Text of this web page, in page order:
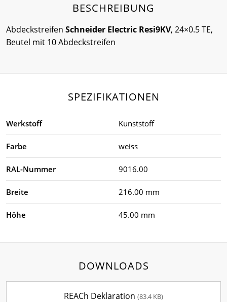
BESCHREIBUNG
Abdeckstreifen Schneider Electric Resi9KV, 24×0.5 TE,
Beutel mit 10 Abdeckstreifen
SPEZIFIKATIONEN
Werkstoff Kunststoff
Farbe weiss
RAL-Nummer 9016.00
Breite 216.00 mm
Höhe 45.00 mm
DOWNLOADS
REACh Deklaration (83.4 KB)